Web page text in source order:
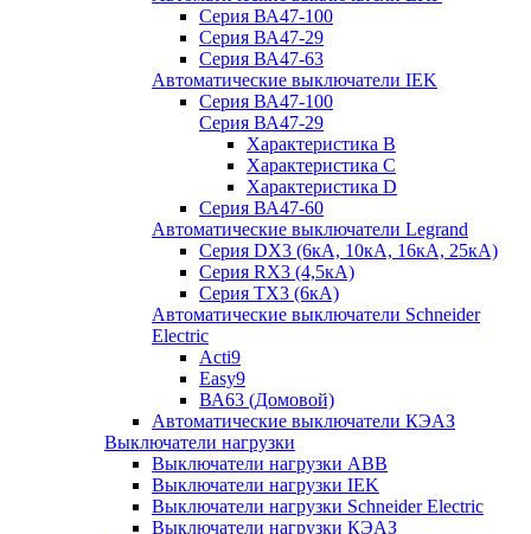
Серия ВА47-100
Серия ВА47-29
Серия ВА47-63
Автоматические выключатели IEK
Серия ВА47-100
Серия ВА47-29
Характеристика B
Характеристика C
Характеристика D
Серия ВА47-60
Автоматические выключатели Legrand
Серия DX3 (6кА, 10кА, 16кА, 25кА)
Серия RX3 (4,5кА)
Серия TX3 (6кА)
Автоматические выключатели Schneider
Electric
Acti9
Easy9
ВА63 (Домовой)
Автоматические выключатели КЭАЗ
Выключатели нагрузки
Выключатели нагрузки ABB
Выключатели нагрузки IEK
Выключатели нагрузки Schneider Electric
Выключатели нагрузки КЭАЗ